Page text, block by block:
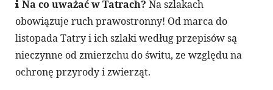
Na co uważać w Tatrach? Na szlakach
obowiązuje ruch prawostronny! Od marca do
listopada Tatry i ich szlaki według przepisów są
nieczynne od zmierzchu do świtu, ze względu na
ochronę przyrody i zwierząt.